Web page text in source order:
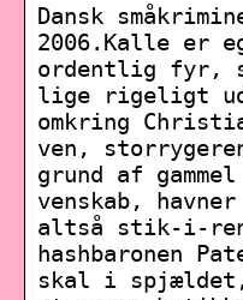
Dansk
2006.Kalle er
ordentlig fyr,
lige rigeligt
omkring
ven,
grund af
venskab,
altså stik-i-
hashbaronen
skal i spjældet,